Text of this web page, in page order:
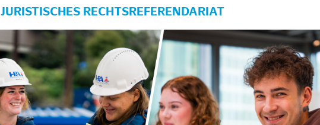
JURISTISCHES RECHTSREFERENDARIAT